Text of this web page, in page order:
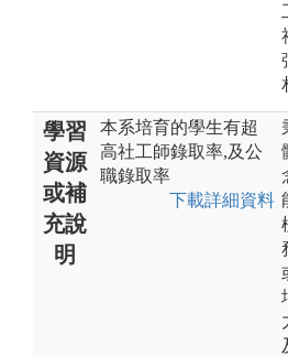
學習
資源
或補
充說
明
本系培育的學生有超
高社工師錄取率,及公
職錄取率
下載詳細資料